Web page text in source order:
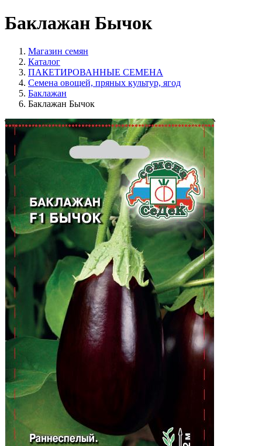
Баклажан Бычок
Магазин семян
Каталог
ПАКЕТИРОВАННЫЕ СЕМЕНА
Семена овощей, пряных культур, ягод
Баклажан
Баклажан Бычок